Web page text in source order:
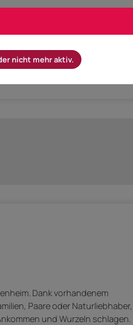
Dank vorhandenem
Paare oder
und Wurzeln schlagen.
nicht mehr aktiv.